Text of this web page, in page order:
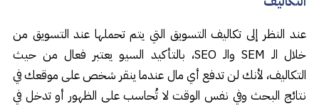
عند النظر إلى تكاليف التسويق التي يتم تحملها عند التسويق من
خلال الـ SEM والـ SEO، بالتأكيد السيو يعتبر فعال من حيث
التكاليف، لأنك لن تدفع أي مال عندما ينقر شخص على موقعك في
نتائج البحث وفي نفس الوقت لا تُحاسب على الظهور أو تدخل في